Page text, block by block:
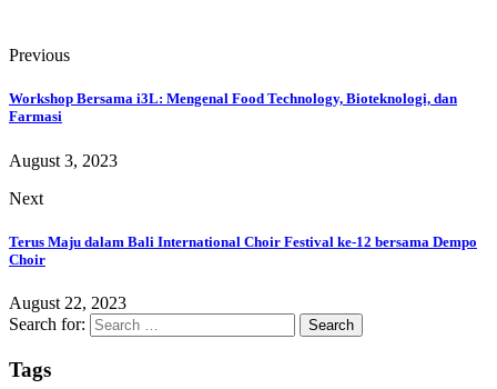
Previous
Workshop Bersama i3L: Mengenal Food Technology, Bioteknologi, dan
Farmasi
August 3, 2023
Next
Terus Maju dalam Bali International Choir Festival ke-12 bersama Dempo
Choir
August 22, 2023
Search for:
Tags